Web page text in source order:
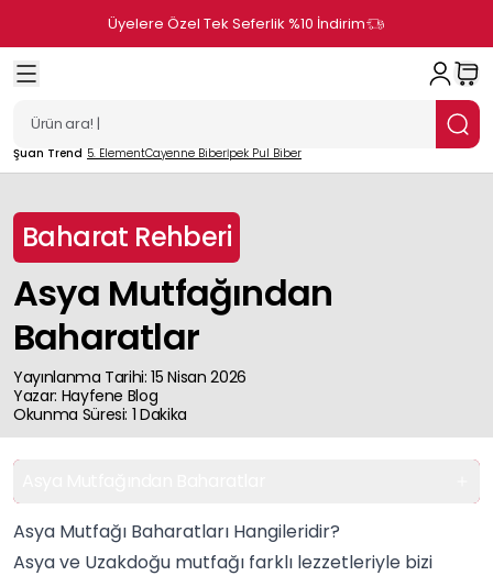
Üyelere Özel Tek Seferlik %10 İndirim
Şuan Trend 5. ElementCayenne Biberİpek Pul Biber
Baharat Rehberi
Asya Mutfağından
Baharatlar
Yayınlanma Tarihi: 15 Nisan 2026
Yazar: Hayfene Blog
Okunma Süresi: 1 Dakika
Asya Mutfağı Baharatları Hangileridir?
Asya ve Uzakdoğu mutfağı farklı lezzetleriyle bizi